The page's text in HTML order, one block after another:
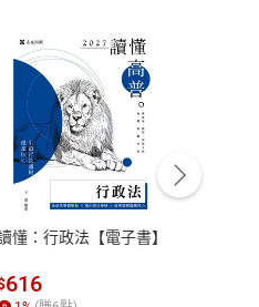
10:00-12:00、
例假日休息)
懂：行政法【電子書】
616